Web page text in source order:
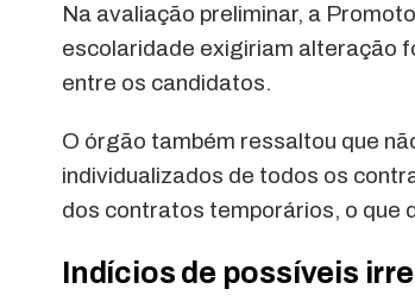
Na avaliação preliminar, a
escolaridade exigiriam alteração
entre os candidatos.
O órgão também ressaltou que
individualizados de todos os
dos contratos temporários, o que
Indícios de possíveis